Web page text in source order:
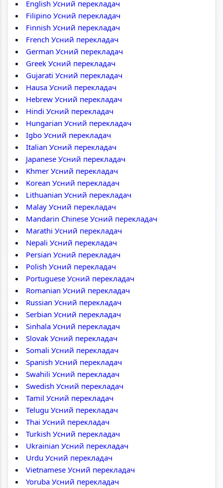
English Усний перекладач
Filipino Усний перекладач
Finnish Усний перекладач
French Усний перекладач
German Усний перекладач
Greek Усний перекладач
Gujarati Усний перекладач
Hausa Усний перекладач
Hebrew Усний перекладач
Hindi Усний перекладач
Hungarian Усний перекладач
Igbo Усний перекладач
Italian Усний перекладач
Japanese Усний перекладач
Khmer Усний перекладач
Korean Усний перекладач
Lithuanian Усний перекладач
Malay Усний перекладач
Mandarin Chinese Усний перекладач
Marathi Усний перекладач
Nepali Усний перекладач
Persian Усний перекладач
Polish Усний перекладач
Portuguese Усний перекладач
Romanian Усний перекладач
Russian Усний перекладач
Serbian Усний перекладач
Sinhala Усний перекладач
Slovak Усний перекладач
Somali Усний перекладач
Spanish Усний перекладач
Swahili Усний перекладач
Swedish Усний перекладач
Tamil Усний перекладач
Telugu Усний перекладач
Thai Усний перекладач
Turkish Усний перекладач
Ukrainian Усний перекладач
Urdu Усний перекладач
Vietnamese Усний перекладач
Yoruba Усний перекладач